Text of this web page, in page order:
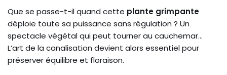
Que se passe-t-il quand cette plante grimpante
déploie toute sa puissance sans régulation ? Un
spectacle végétal qui peut tourner au cauchemar…
L’art de la canalisation devient alors essentiel pour
préserver équilibre et floraison.